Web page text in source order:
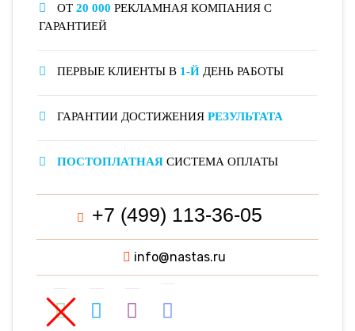
ОТ 20 000 РЕКЛАМНАЯ КОМПАНИЯ С
ГАРАНТИЕЙ
ПЕРВЫЕ КЛИЕНТЫ В 1-Й ДЕНЬ РАБОТЫ
ГАРАНТИИ ДОСТИЖЕНИЯ РЕЗУЛЬТАТА
ПОСТОПЛАТНАЯ СИСТЕМА ОПЛАТЫ
+7 (499) 113-36-05
info@nastas.ru